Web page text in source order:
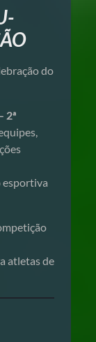
do
2ª
esportiva
atletas de